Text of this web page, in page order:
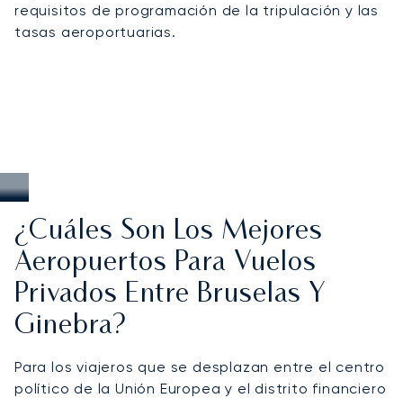
requisitos de programación de la tripulación y las
tasas aeroportuarias.
¿Cuáles Son Los Mejores
Aeropuertos Para Vuelos
Privados Entre Bruselas Y
Ginebra?
Para los viajeros que se desplazan entre el centro
político de la Unión Europea y el distrito financiero